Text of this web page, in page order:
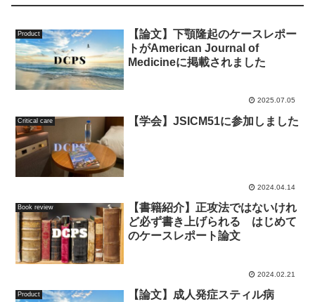
Product
【論文】下顎隆起のケースレポー
トがAmerican Journal of
Medicineに掲載されました
2025.07.05
Critical care 【学会】JSICM51に参加しました
2024.04.14
Book review
【書籍紹介】正攻法ではないけれ
ど必ず書き上げられる はじめて
のケースレポート論文
2024.02.21
Product
【論文】成人発症スティル病